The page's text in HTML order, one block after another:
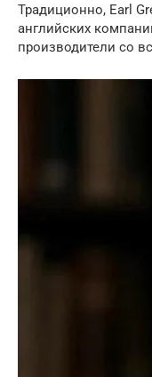
Традиционно, Earl
английских
производители со